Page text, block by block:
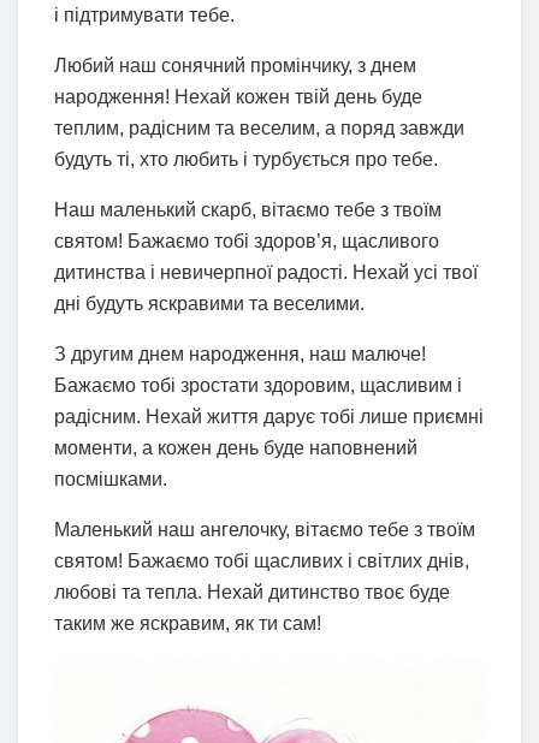
і підтримувати тебе.
Любий наш сонячний промінчику, з днем
народження! Нехай кожен твій день буде
теплим, радісним та веселим, а поряд завжди
будуть ті, хто любить і турбується про тебе.
Наш маленький скарб, вітаємо тебе з твоїм
святом! Бажаємо тобі здоров’я, щасливого
дитинства і невичерпної радості. Нехай усі твої
дні будуть яскравими та веселими.
З другим днем народження, наш малюче!
Бажаємо тобі зростати здоровим, щасливим і
радісним. Нехай життя дарує тобі лише приємні
моменти, а кожен день буде наповнений
посмішками.
Маленький наш ангелочку, вітаємо тебе з твоїм
святом! Бажаємо тобі щасливих і світлих днів,
любові та тепла. Нехай дитинство твоє буде
таким же яскравим, як ти сам!